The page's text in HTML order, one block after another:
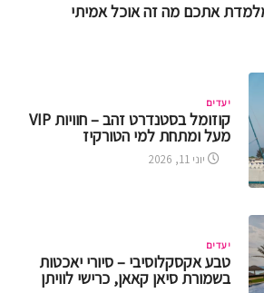
אתכם מה זה אוכל אמיתי
יעדים
קוזומל בסטנדרט זהב – חוויות VIP
מעל ומתחת למי הטורקיז
יוני 11, 2026
יעדים
טבע אקסקלוסיבי – סיורי יאכטות
בשמורת סיאן קאאן, כרישי לוויתן